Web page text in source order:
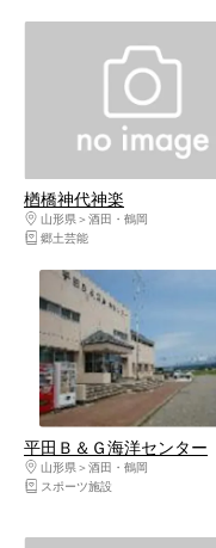
楢橋神代神楽
山形県
酒田・鶴岡
郷土芸能
平田Ｂ＆Ｇ海洋センター
山形県
酒田・鶴岡
スポーツ施設